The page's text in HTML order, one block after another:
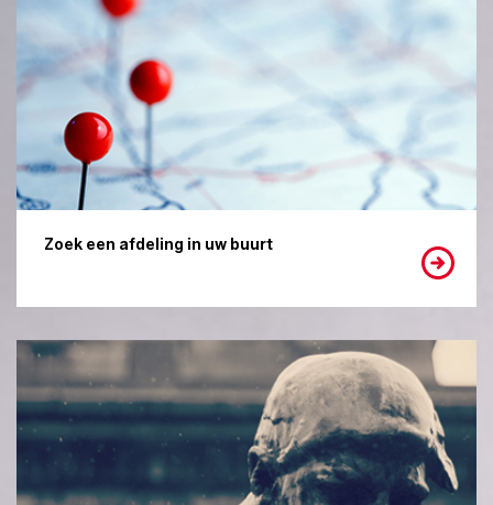
Zoek een afdeling in uw buurt